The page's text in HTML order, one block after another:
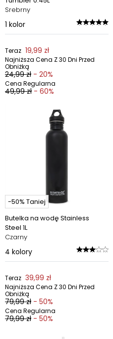
Srebrny
1 kolor
Teraz 19,99 zł
Najniższa Cena Z 30 Dni Przed
Obniżką
24,99 zł - 20%
Cena Regularna
49,99 zł - 60%
-50% Taniej
Butelka na wodę Stainless
Steel 1L
Czarny
4 kolory
Teraz 39,99 zł
Najniższa Cena Z 30 Dni Przed
Obniżką
79,99 zł - 50%
Cena Regularna
79,99 zł - 50%